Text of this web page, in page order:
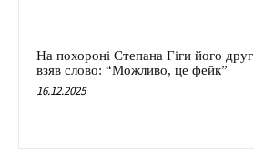
На похороні Степана Гіги його друг
взяв слово: “Можливо, це фейк”
16.12.2025